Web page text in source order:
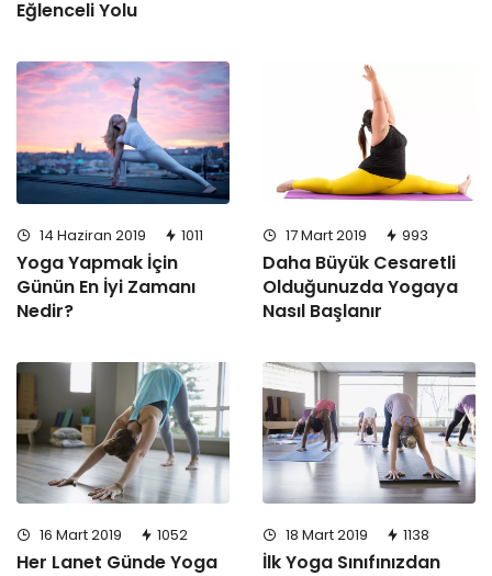
Eğlenceli Yolu
14 Haziran 2019 1011
Yoga Yapmak İçin
Günün En İyi Zamanı
Nedir?
17 Mart 2019 993
Daha Büyük Cesaretli
Olduğunuzda Yogaya
Nasıl Başlanır
16 Mart 2019 1052
Her Lanet Günde Yoga
18 Mart 2019 1138
İlk Yoga Sınıfınızdan